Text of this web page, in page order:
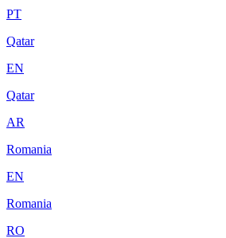
PT
Qatar
EN
Qatar
AR
Romania
EN
Romania
RO